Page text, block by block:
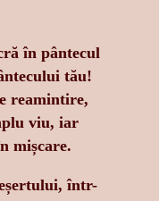
în pântecul
tău!
reamintire,
viu, iar
mișcare.
într-